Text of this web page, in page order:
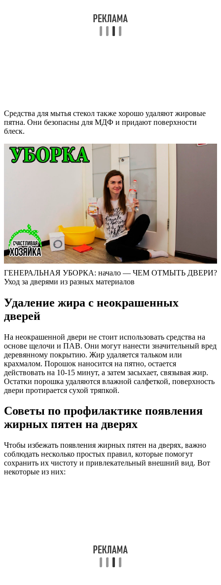
Средства для мытья стекол также хорошо удаляют жировые
пятна. Они безопасны для МДФ и придают поверхности
блеск.
ГЕНЕРАЛЬНАЯ УБОРКА: начало — ЧЕМ ОТМЫТЬ ДВЕРИ?
Уход за дверями из разных материалов
Удаление жира с неокрашенных
дверей
На неокрашенной двери не стоит использовать средства на
основе щелочи и ПАВ. Они могут нанести значительный вред
деревянному покрытию. Жир удаляется тальком или
крахмалом. Порошок наносится на пятно, остается
действовать на 10-15 минут, а затем засыхает, связывая жир.
Остатки порошка удаляются влажной салфеткой, поверхность
двери протирается сухой тряпкой.
Советы по профилактике появления
жирных пятен на дверях
Чтобы избежать появления жирных пятен на дверях, важно
соблюдать несколько простых правил, которые помогут
сохранить их чистоту и привлекательный внешний вид. Вот
некоторые из них: